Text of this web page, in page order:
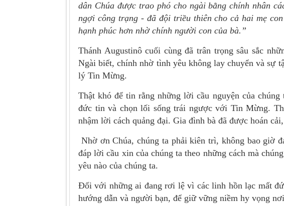
dân Chúa được trao phó cho ngài bằng chính nhân
ngợi công trạng - đã đội triều thiên cho cả hai mẹ
hạnh phúc hơn nhờ chính người con của bà.”
Thánh Augustinô cuối cùng đã trân trọng sâu sắc
Ngài biết, chính nhờ tình yêu không lay chuyển và sự
lý Tin Mừng.
Thật khó để tin rằng những lời cầu nguyện của
đức tin và chọn lối sống trái ngược với Tin Mừng.
nhậm lời cách quảng đại. Gia đình bà đã được hoán
Nhờ ơn Chúa, chúng ta phải kiên trì, không bao giờ
đáp lời cầu xin của chúng ta theo những cách mà
yêu nào của chúng ta.
Đối với những ai đang rơi lệ vì các linh hồn lạc mất
hướng dẫn và người bạn, để giữ vững niềm hy vọng